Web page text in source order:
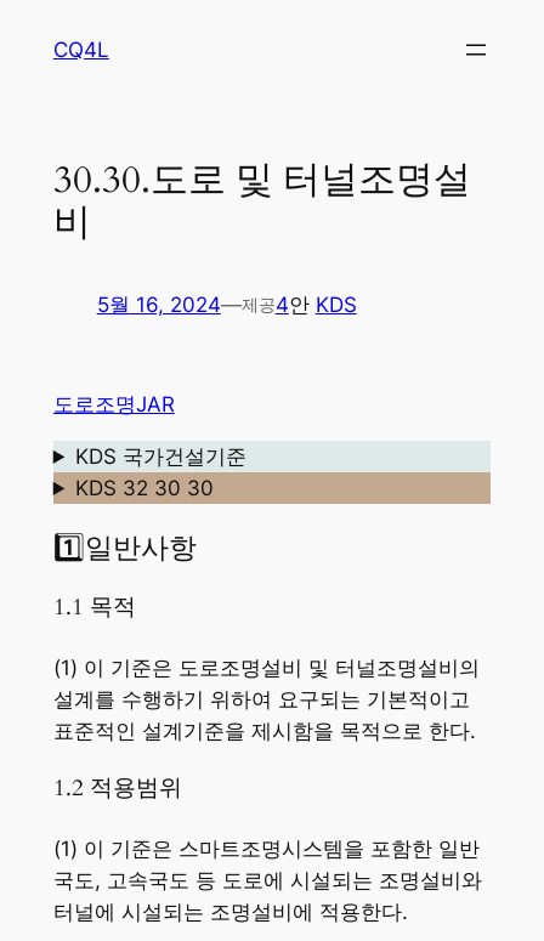
CQ4L
30.30.도로 및 터널조명설
비
5월 16, 2024—제공4안 KDS
도로조명JAR
KDS 국가건설기준
KDS 32 30 30
1️⃣일반사항
1.1 목적
(1) 이 기준은 도로조명설비 및 터널조명설비의
설계를 수행하기 위하여 요구되는 기본적이고
표준적인 설계기준을 제시함을 목적으로 한다.
1.2 적용범위
(1) 이 기준은 스마트조명시스템을 포함한 일반
국도, 고속국도 등 도로에 시설되는 조명설비와
터널에 시설되는 조명설비에 적용한다.